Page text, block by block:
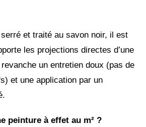
et traité au savon noir, il est
les projections directes d’une
un entretien doux (pas de
et une application par un
peinture à effet au m² ?